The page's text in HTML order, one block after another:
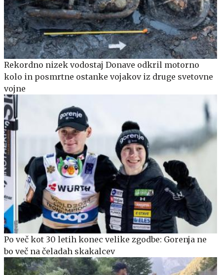
Rekordno nizek vodostaj Donave odkril motorno
kolo in posmrtne ostanke vojakov iz druge svetovne
vojne
Po več kot 30 letih konec velike zgodbe: Gorenja ne
bo več na čeladah skakalcev